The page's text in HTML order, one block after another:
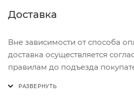
Доставка
Вне зависимости от способа
доставка осуществляется
правилам до подъезда